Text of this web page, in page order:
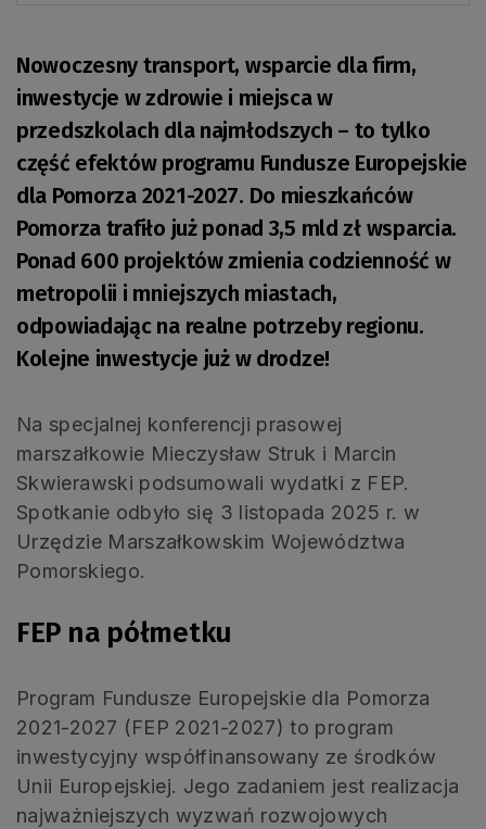
Nowoczesny transport, wsparcie dla firm,
inwestycje w zdrowie i miejsca w
przedszkolach dla najmłodszych – to tylko
część efektów programu Fundusze Europejskie
dla Pomorza 2021-2027. Do mieszkańców
Pomorza trafiło już ponad 3,5 mld zł wsparcia.
Ponad 600 projektów zmienia codzienność w
metropolii i mniejszych miastach,
odpowiadając na realne potrzeby regionu.
Kolejne inwestycje już w drodze!
Na specjalnej konferencji prasowej
marszałkowie Mieczysław Struk i Marcin
Skwierawski podsumowali wydatki z FEP.
Spotkanie odbyło się 3 listopada 2025 r. w
Urzędzie Marszałkowskim Województwa
Pomorskiego.
FEP na półmetku
Program Fundusze Europejskie dla Pomorza
2021-2027 (FEP 2021-2027) to program
inwestycyjny współfinansowany ze środków
Unii Europejskiej. Jego zadaniem jest realizacja
najważniejszych wyzwań rozwojowych